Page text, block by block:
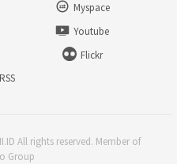
Myspace
Youtube
Flickr
RSS
All rights reserved. Member of
Group